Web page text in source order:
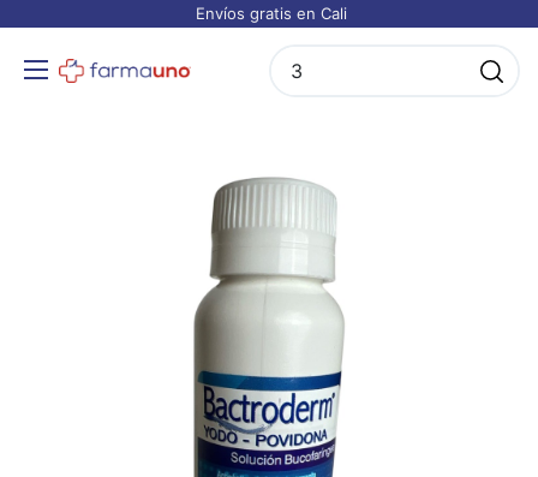
Envíos gratis en Cali